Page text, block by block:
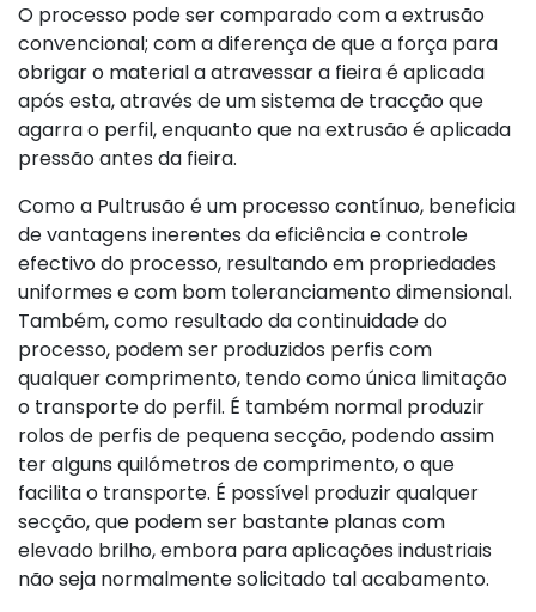
O processo pode ser comparado com a extrusão
convencional; com a diferença de que a força para
obrigar o material a atravessar a fieira é aplicada
após esta, através de um sistema de tracção que
agarra o perfil, enquanto que na extrusão é aplicada
pressão antes da fieira.
Como a Pultrusão é um processo contínuo, beneficia
de vantagens inerentes da eficiência e controle
efectivo do processo, resultando em propriedades
uniformes e com bom toleranciamento dimensional.
Também, como resultado da continuidade do
processo, podem ser produzidos perfis com
qualquer comprimento, tendo como única limitação
o transporte do perfil. É também normal produzir
rolos de perfis de pequena secção, podendo assim
ter alguns quilómetros de comprimento, o que
facilita o transporte. É possível produzir qualquer
secção, que podem ser bastante planas com
elevado brilho, embora para aplicações industriais
não seja normalmente solicitado tal acabamento.